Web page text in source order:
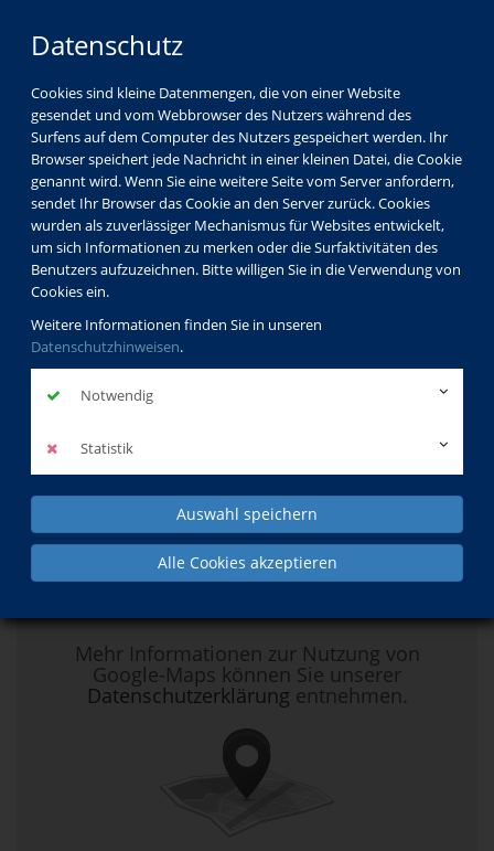
Datenschutz
Cookies sind kleine Datenmengen, die von einer Website
gesendet und vom Webbrowser des Nutzers während des
Surfens auf dem Computer des Nutzers gespeichert werden. Ihr
Browser speichert jede Nachricht in einer kleinen Datei, die Cookie
genannt wird. Wenn Sie eine weitere Seite vom Server anfordern,
sendet Ihr Browser das Cookie an den Server zurück. Cookies
wurden als zuverlässiger Mechanismus für Websites entwickelt,
um sich Informationen zu merken oder die Surfaktivitäten des
Benutzers aufzuzeichnen. Bitte willigen Sie in die Verwendung von
Cookies ein.
Weitere Informationen finden Sie in unseren
Datenschutzhinweisen.
Notwendig
Statistik
Auswahl speichern
Alle Cookies akzeptieren
Über uns
Haus Metternich
Anfahrt
Hier klicken, um Kartenansicht zu
aktivieren.
Mehr Informationen zur Nutzung von
Google-Maps können Sie unserer
Datenschutzerklärung entnehmen.